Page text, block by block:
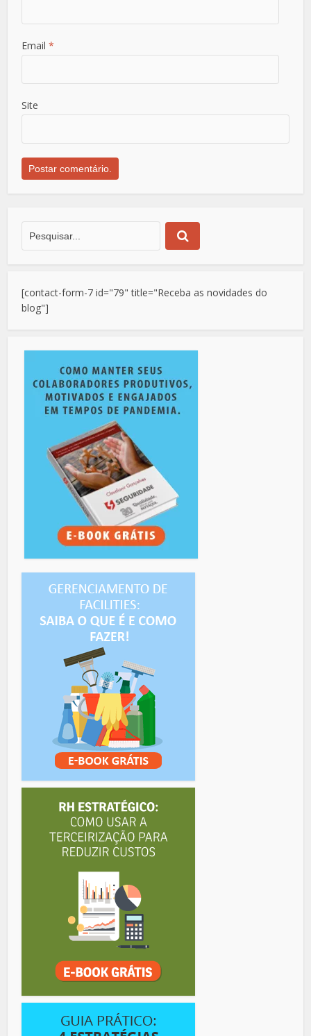
Email *
Site
[contact-form-7 id="79" title="Receba as novidades do
blog"]